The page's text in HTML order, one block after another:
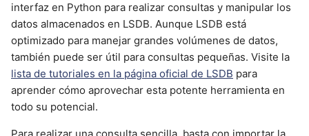
interfaz en Python para realizar consultas y manipular los
datos almacenados en LSDB. Aunque LSDB está
optimizado para manejar grandes volúmenes de datos,
también puede ser útil para consultas pequeñas. Visite la
lista de tutoriales en la página oficial de LSDB para
aprender cómo aprovechar esta potente herramienta en
todo su potencial.